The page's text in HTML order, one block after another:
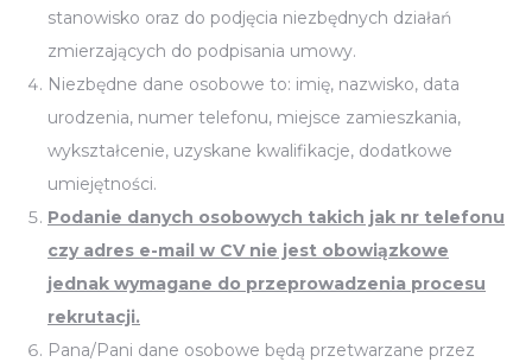
stanowisko oraz do podjęcia niezbędnych działań
zmierzających do podpisania umowy.
Niezbędne dane osobowe to: imię, nazwisko, data
urodzenia, numer telefonu, miejsce zamieszkania,
wykształcenie, uzyskane kwalifikacje, dodatkowe
umiejętności.
Podanie danych osobowych takich jak nr telefonu
czy adres e-mail w CV nie jest obowiązkowe
jednak wymagane do przeprowadzenia procesu
rekrutacji.
Pana/Pani dane osobowe będą przetwarzane przez